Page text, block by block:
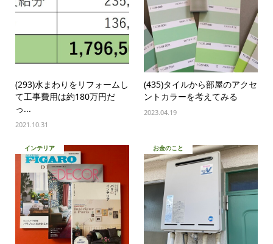
(293)水まわりをリフォームし
て工事費用は約180万円だ
っ...
2021.10.31
(435)タイルから部屋のアクセ
ントカラーを考えてみる
2023.04.19
インテリア お金のこと